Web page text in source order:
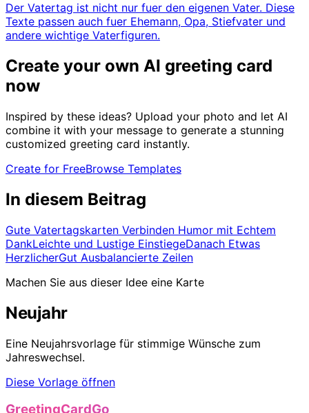
Der Vatertag ist nicht nur fuer den eigenen Vater. Diese
Texte passen auch fuer Ehemann, Opa, Stiefvater und
andere wichtige Vaterfiguren.
Create your own AI greeting card
now
Inspired by these ideas? Upload your photo and let AI
combine it with your message to generate a stunning
customized greeting card instantly.
Create for FreeBrowse Templates
In diesem Beitrag
Gute Vatertagskarten Verbinden Humor mit Echtem
DankLeichte und Lustige EinstiegeDanach Etwas
HerzlicherGut Ausbalancierte Zeilen
Machen Sie aus dieser Idee eine Karte
Neujahr
Eine Neujahrsvorlage für stimmige Wünsche zum
Jahreswechsel.
Diese Vorlage öffnen
GreetingCardGo